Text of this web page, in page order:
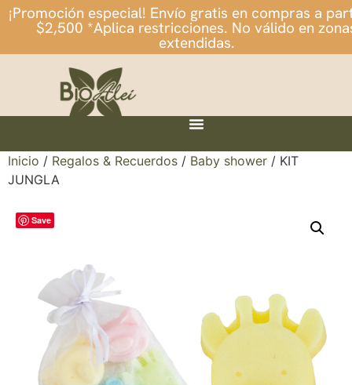
¡Promoción especial! Envío gratis en compras a
$2,500 *Aplica restricciones. No válido en
extendidas.
Inicio / Regalos & Recuerdos / Baby shower / KIT
JUNGLA
Save